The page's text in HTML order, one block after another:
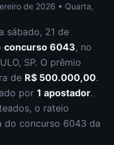
de 2026 • Quarta,
sábado, 21 de
concurso 6043, no
SP. O prêmio
de R$ 500.000,00.
por 1 apostador.
o rateio
do concurso 6043 da